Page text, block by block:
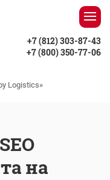
+7 (812) 303-87-43
+7 (800) 350-77-06
Logistics»
на